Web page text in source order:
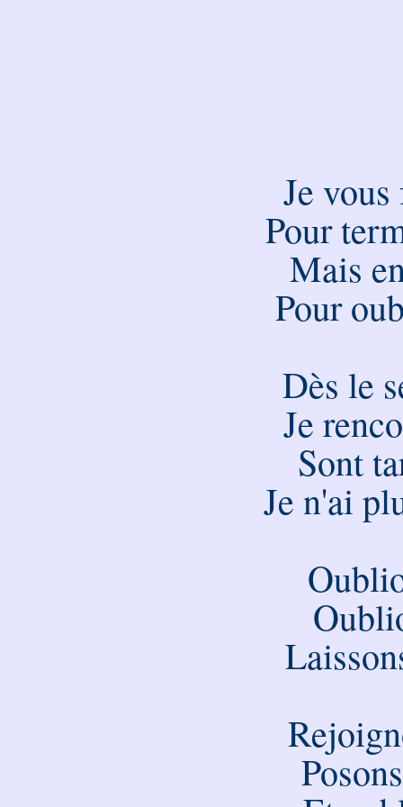
Je
Pour
Mais
Pour
Dès le
Je
Sont
Je n'ai